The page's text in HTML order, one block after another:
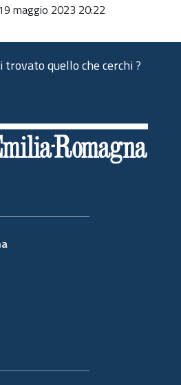
maggio 2023 20:22
trovato quello che cerchi ?